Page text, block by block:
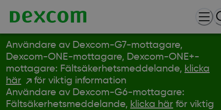
Användare av Dexcom-G7-mottagare,
Dexcom-ONE-mottagare, Dexcom-ONE+-
mottagare: Fältsäkerhetsmeddelande, klicka
här
för viktig information
Användare av Dexcom-G6-mottagare:
Fältsäkerhetsmeddelande, klicka här för viktig